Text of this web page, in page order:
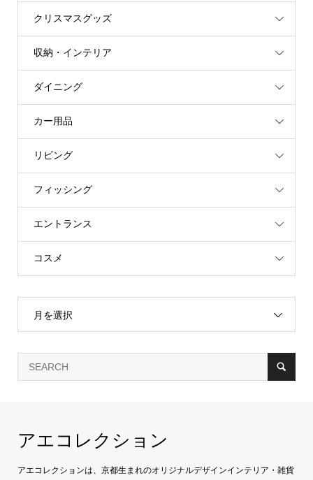
クリスマスグッズ
収納・インテリア
ダイニング
カー用品
リビング
フィッシング
エントランス
コスメ
月を選択
アエコレクション
アエコレクションは、京都生まれのオリジナルデザインインテリア・雑貨